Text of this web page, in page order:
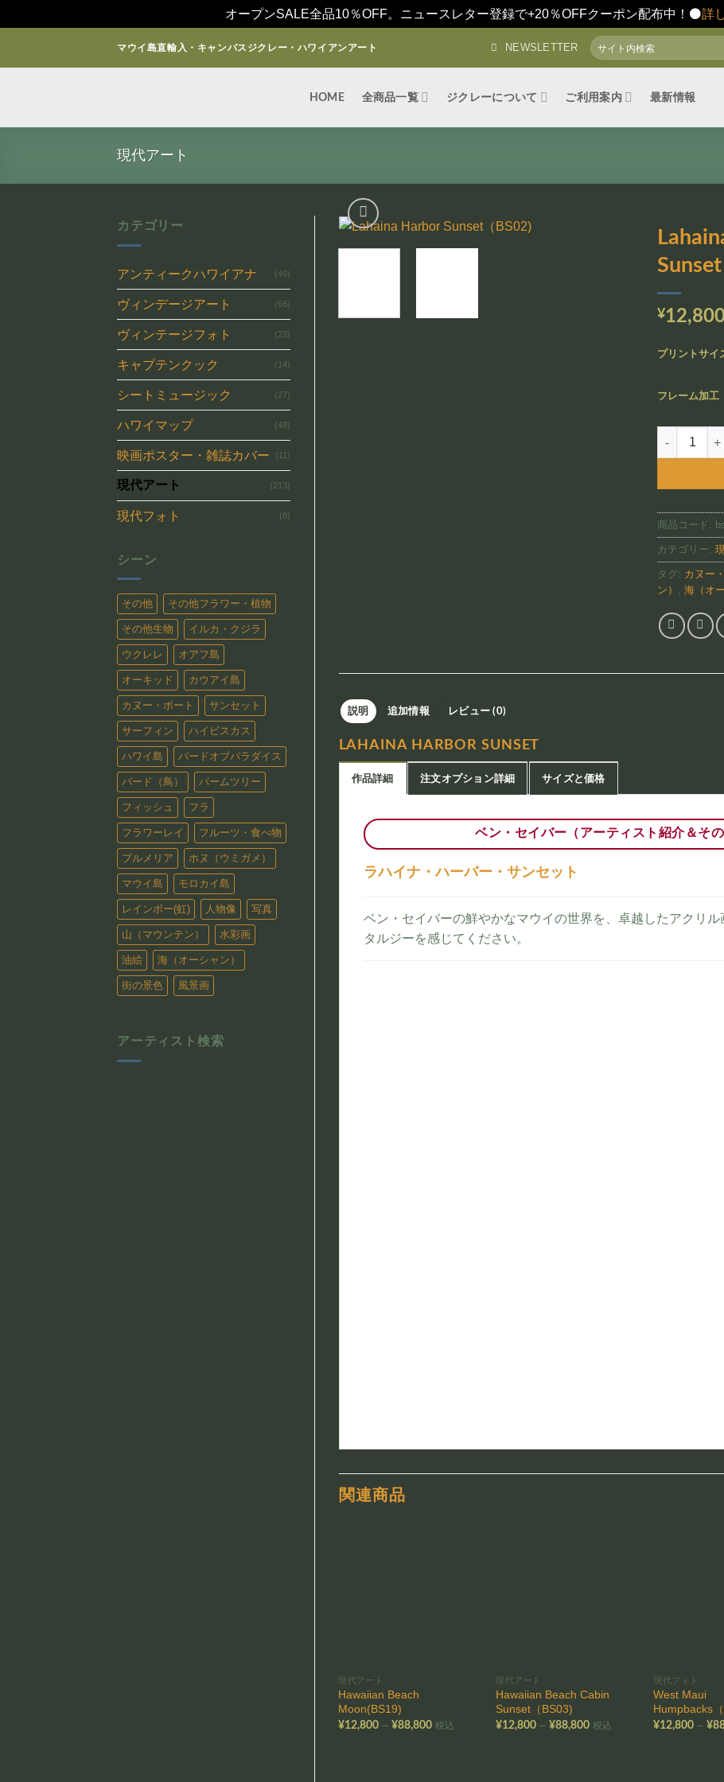
オープンSALE全品10％OFF。ニュースレター登録で+20％OFFクーポン配布中！⚫️詳
マウイ島直輸入・キャンバスジクレー・ハワイアンアート NEWSLETTER
検
索
対
HOME 全商品一覧 ジクレーについて ご利用案内 最新情報
現代アート
カテゴリー
アンティークハワイアナ (49)
ヴィンデージアート (66)
ヴィンテージフォト (23)
キャプテンクック (14)
シートミュージック (27)
ハワイマップ (48)
映画ポスター・雑誌カバー (11)
現代アート (213)
現代フォト (8)
シーン
その他 その他フラワー・植物
その他生物 イルカ・クジラ
ウクレレ オアフ島
オーキッド カウアイ島
カヌー・ボート サンセット
サーフィン ハイビスカス
ハワイ島 バードオブパラダイス
バード（鳥） パームツリー
フィッシュ フラ
フラワーレイ フルーツ・食べ物
プルメリア ホヌ（ウミガメ）
マウイ島 モロカイ島
レインボー(虹) 人物像 写真
山（マウンテン） 水彩画
油絵 海（オーシャン）
街の景色 風景画
アーティスト検索
¥
プリントサイ
フレーム加工
Lahaina
商品コード:
カテゴリー:
タグ: カヌー
ン）
,海（オ
説明 追加情報 レビュー (0)
LAHAINA HARBOR SUNSET
作品詳細 注文オプション詳細 サイズと価格
ベン・セイバー（アーティスト紹介＆その
ラハイナ・ハーバー・サンセット
ベン・セイバーの鮮やかなマウイの世界を、卓越したアクリ
タルジーを感じてください。
関連商品
現代アート
Hawaiian Beach
Moon(BS19)
¥12,800 –¥88,800価税込
現代アート
Hawaiian Beach Cabin
Sunset（BS03)
¥12,800 –¥88,800価税込
現代フォト
West Maui
Humpbacks
¥12,800 –¥